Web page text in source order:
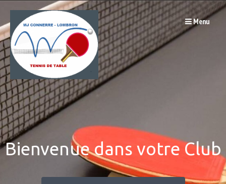
Passer
au
contenu
Menu
Bienvenue dans votre Club